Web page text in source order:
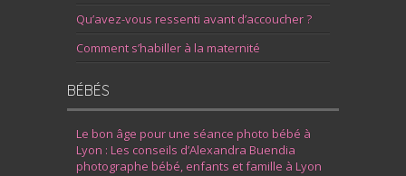
Qu’avez-vous ressenti avant d’accoucher ?
Comment s’habiller à la maternité
BÉBÉS
Le bon âge pour une séance photo bébé à
Lyon : Les conseils d’Alexandra Buendia
photographe bébé, enfants et famille à Lyon